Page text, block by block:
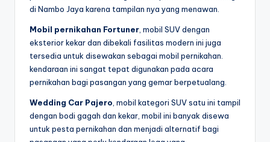
di Nambo Jaya karena tampilan nya yang menawan.
Mobil pernikahan Fortuner , mobil SUV dengan
eksterior kekar dan dibekali fasilitas modern ini juga
tersedia untuk disewakan sebagai mobil pernikahan.
kendaraan ini sangat tepat digunakan pada acara
pernikahan bagi pasangan yang gemar berpetualang.
Wedding Car Pajero , mobil kategori SUV satu ini tampil
dengan bodi gagah dan kekar, mobil ini banyak disewa
untuk pesta pernikahan dan menjadi alternatif bagi